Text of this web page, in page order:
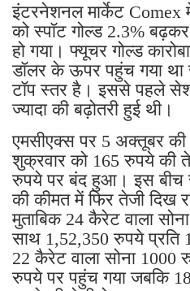
इंटरनेशनल मार्केट Comex
को स्पॉट गोल्ड 2.3%
हो गया। फ्यूचर गोल्ड
डॉलर के ऊपर पहुंच गया
टॉप स्तर है। इससे पहले
ज्यादा की बढ़ोतरी हुई थी।
एमसीएक्स पर 5 अक्तूबर की
शुक्रवार को 165 रुपये की
रुपये पर बंद हुआ। इस बीच
की कीमत में फिर तेजी दिख
मुताबिक 24 कैरेट वाला
साथ 1,52,350 रुपये प्रति
22 कैरेट वाला सोना 1000
रुपये पर पहुंच गया जबकि